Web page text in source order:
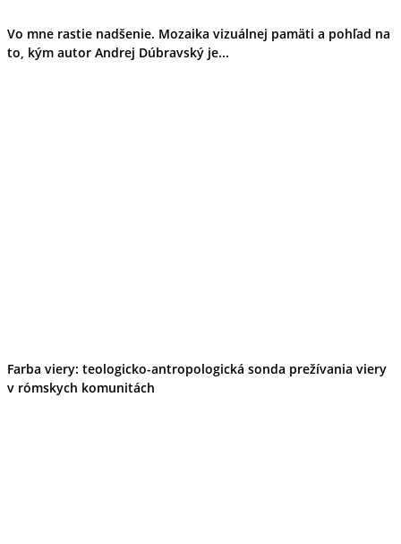
Vo mne rastie nadšenie. Mozaika vizuálnej pamäti a pohľad na
to, kým autor Andrej Dúbravský je...
Farba viery: teologicko-antropologická sonda prežívania viery
v rómskych komunitách